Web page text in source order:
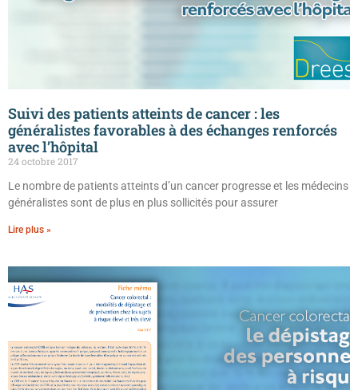
Suivi des patients atteints de cancer : les
généralistes favorables à des échanges renforcés
avec l’hôpital
24 octobre 2017
Le nombre de patients atteints d’un cancer progresse et les médecins
généralistes sont de plus en plus sollicités pour assurer
Lire plus »